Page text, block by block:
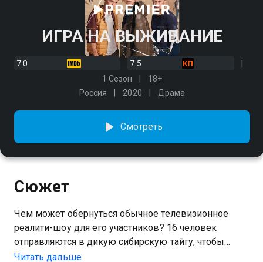
ИГРА НА ВЫЖИВАНИЕ
7.0
7.5
1 Сезон
18+
Россия
2020 Драма
Смотреть
Сюжет
Чем может обернуться обычное телевизионное
реалити-шоу для его участников? 16 человек
отправляются в дикую сибирскую тайгу, чтобы
побороться за один миллион евро. Правила просты:
Читать дальше